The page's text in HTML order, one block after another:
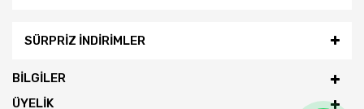
SÜRPRIZ İNDIRIMLER
BILGILER
ÜYELIK